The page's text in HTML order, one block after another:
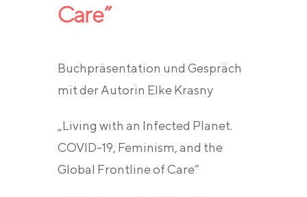
Care”
Buchpräsentation und Gespräch
mit der Autorin Elke Krasny
„Living with an Infected Planet.
COVID-19, Feminism, and the
Global Frontline of Care”